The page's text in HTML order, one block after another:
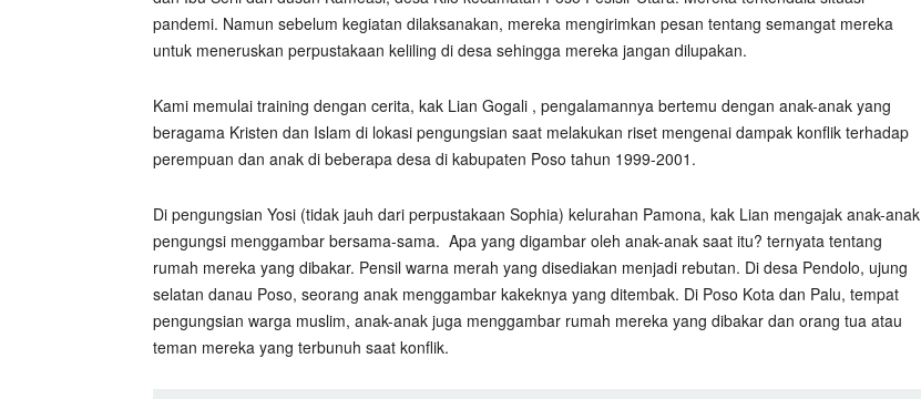
pandemi. Namun sebelum kegiatan dilaksanakan, mereka mengirimkan pesan tentang semangat mereka
untuk meneruskan perpustakaan keliling di desa sehingga mereka jangan dilupakan.
Kami memulai training dengan cerita, kak Lian Gogali , pengalamannya bertemu dengan anak-anak yang
beragama Kristen dan Islam di lokasi pengungsian saat melakukan riset mengenai dampak konflik terhadap
perempuan dan anak di beberapa desa di kabupaten Poso tahun 1999-2001.
Di pengungsian Yosi (tidak jauh dari perpustakaan Sophia) kelurahan Pamona, kak Lian mengajak anak-anak
pengungsi menggambar bersama-sama. Apa yang digambar oleh anak-anak saat itu? ternyata tentang
rumah mereka yang dibakar. Pensil warna merah yang disediakan menjadi rebutan. Di desa Pendolo, ujung
selatan danau Poso, seorang anak menggambar kakeknya yang ditembak. Di Poso Kota dan Palu, tempat
pengungsian warga muslim, anak-anak juga menggambar rumah mereka yang dibakar dan orang tua atau
teman mereka yang terbunuh saat konflik.